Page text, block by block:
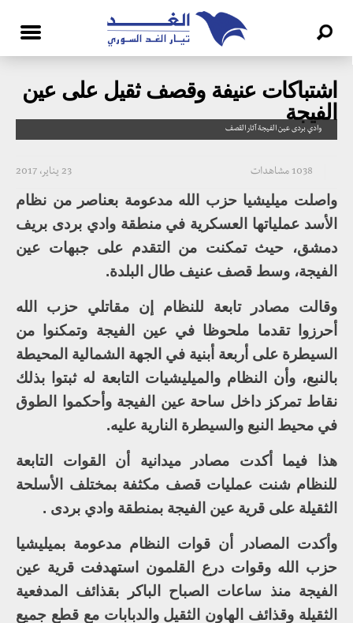
اشتباكات عنيفة وقصف ثقيل على عين
الفيجة
وادي بردى عين الفيجة آثار القصف
23 يناير، 2017 1038 مشاهدات
واصلت ميليشيا حزب الله مدعومة بعناصر من نظام
الأسد عملياتها العسكرية في منطقة وادي بردى بريف
دمشق، حيث تمكنت من التقدم على جبهات عين
الفيجة، وسط قصف عنيف طال البلدة.
وقالت مصادر تابعة للنظام إن مقاتلي حزب الله
أحرزوا تقدما ملحوظا في عين الفيجة وتمكنوا من
السيطرة على أربعة أبنية في الجهة الشمالية المحيطة
بالنبع، وأن النظام والميليشيات التابعة له ثبتوا بذلك
نقاط تمركز داخل ساحة عين الفيجة وأحكموا الطوق
في محيط النبع والسيطرة النارية عليه.
هذا فيما أكدت مصادر ميدانية أن القوات التابعة
للنظام شنت عمليات قصف مكثفة بمختلف الأسلحة
الثقيلة على قرية عين الفيجة بمنطقة وادي بردى .
وأكدت المصادر أن قوات النظام مدعومة بميليشيا
حزب الله وقوات درع القلمون استهدفت قرية عين
الفيجة منذ ساعات الصباح الباكر بقذائف المدفعية
الثقيلة وقذائف الهاون الثقيل والدبابات مع قطع جميع